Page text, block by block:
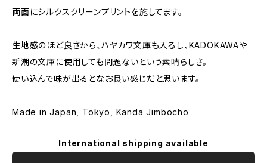
両面にシルクスクリーンプリントを施してます。
生地感のほど良さから、ハヤカワ文庫も入るし、KADOKAWAや
新潮の文庫に使用しても問題ないという素晴らしさ。
使い込んで味が出るとなお良い感じだと思います。
Made in Japan, Tokyo, Kanda Jimbocho
International shipping available